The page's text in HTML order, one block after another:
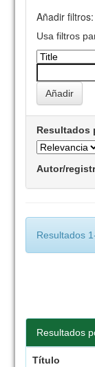
Añadir filtros:
Usa filtros
Resultados
Autor/
Resultados
Resultados
Título